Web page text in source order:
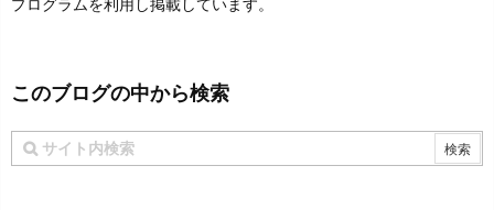
プログラムを利用し掲載しています。
このブログの中から検索